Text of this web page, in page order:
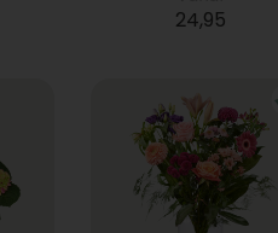
24,95